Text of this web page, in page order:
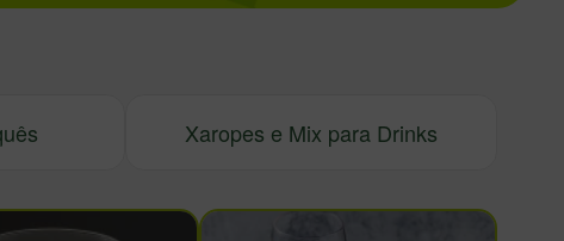
Xaropes e Mix para Drinks